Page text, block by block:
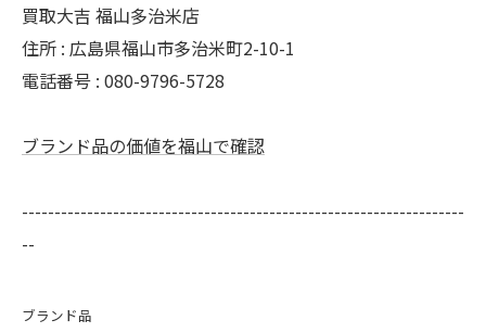
買取大吉 福山多治米店
住所 : 広島県福山市多治米町2-10-1
電話番号 : 080-9796-5728
ブランド品の価値を福山で確認
--------------------------------------------------------------------
--
ブランド品